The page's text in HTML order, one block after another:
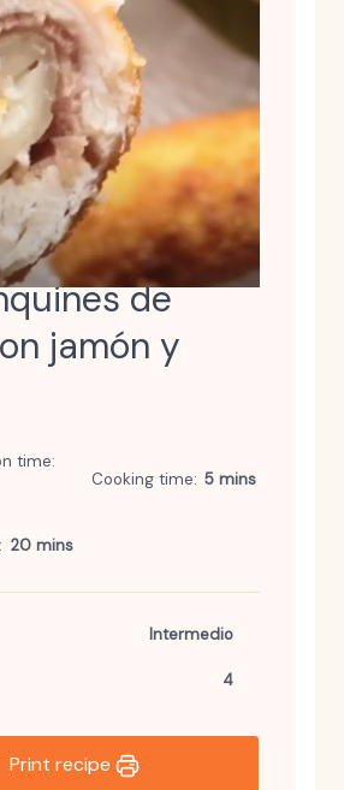
de
jamón y
time
Cooking time 5 mins
20 mins
Intermedio
4
Print recipe